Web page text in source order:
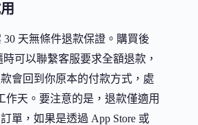
30 天無條件退款保證。購買後
可以聯繫客服要求全額退款，
會回到你原本的付款方式，處
作天。要注意的是，退款僅適用
單，如果是透過 App Store 或